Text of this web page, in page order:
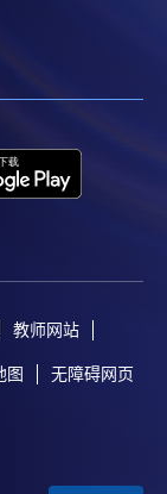
教师网站
图 无障碍网页